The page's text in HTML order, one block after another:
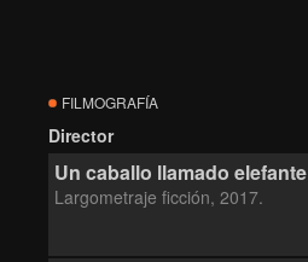
FILMOGRAFÍA
Director
Un caballo llamado elefante
Largometraje ficción, 2017.